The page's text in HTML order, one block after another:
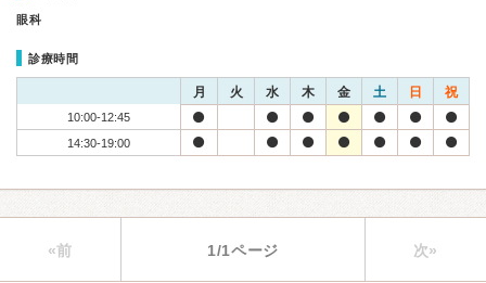
眼科
診療時間
月 火 水 木 金 土 日 祝
10:00-12:45
14:30-19:00
«前 1/1ページ 次»